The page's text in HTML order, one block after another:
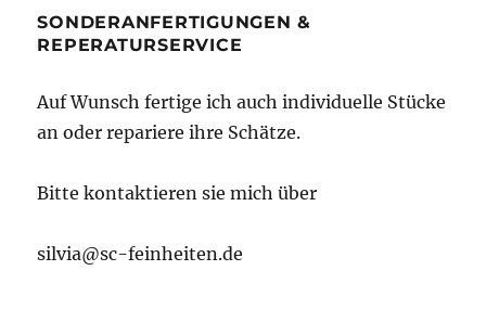
SONDERANFERTIGUNGEN &
REPERATURSERVICE
Auf Wunsch fertige ich auch individuelle Stücke
an oder repariere ihre Schätze.
Bitte kontaktieren sie mich über
silvia@sc-feinheiten.de